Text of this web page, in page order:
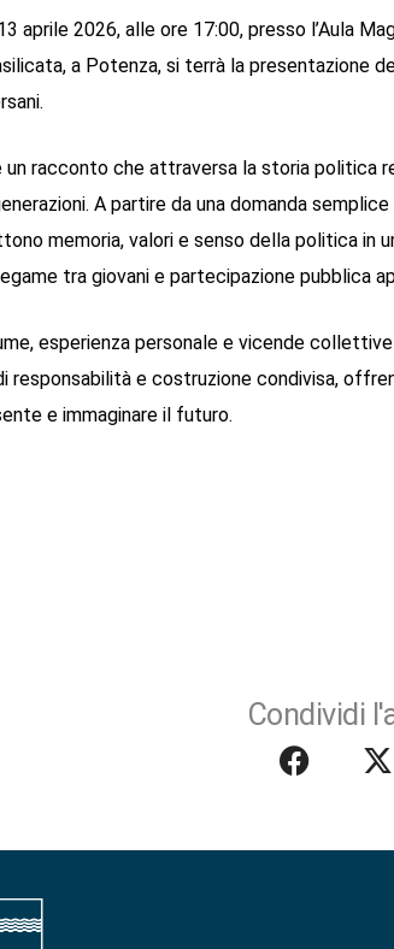
aprile 2026, alle ore 17:00, presso l’Aula
a Potenza, si terrà la presentazione
un racconto che attraversa la storia
A partire da una domanda
memoria, valori e senso della politica in
tra giovani e partecipazione pubblica
esperienza personale e vicende
responsabilità e costruzione condivisa,
e immaginare il futuro.
Condividi